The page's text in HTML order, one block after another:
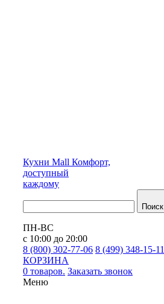
Кухни Mall Комфорт,
доступный
каждому
Поиск
ПН-ВС
с 10:00 до 20:00
8 (800) 302-77-06 8 (499) 348-15-11
КОРЗИНА
0 товаров. Заказать звонок
Меню